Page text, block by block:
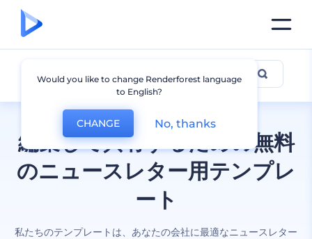
編集して共有するための無料
のニュースレター用テンプレ
ート
私たちのテンプレートは、あなたの会社に最適なニュースレター
ニュースレター
Would you like to change Renderforest language
to English?
CHANGE No, thanks